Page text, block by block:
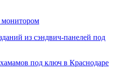
монитором
из сэндвич-панелей под
под ключ в Краснодаре